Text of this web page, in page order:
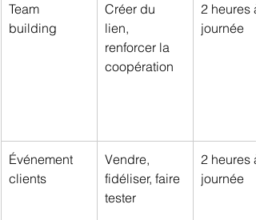
Team
building
Créer du
lien,
renforcer la
coopération
2 heures
journée
Événement
clients
Vendre,
fidéliser, faire
tester
2 heures
journée